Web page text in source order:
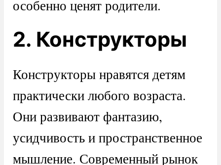
особенно ценят родители.
2. Конструкторы
Конструкторы нравятся детям
практически любого возраста.
Они развивают фантазию,
усидчивость и пространственное
мышление. Современный рынок